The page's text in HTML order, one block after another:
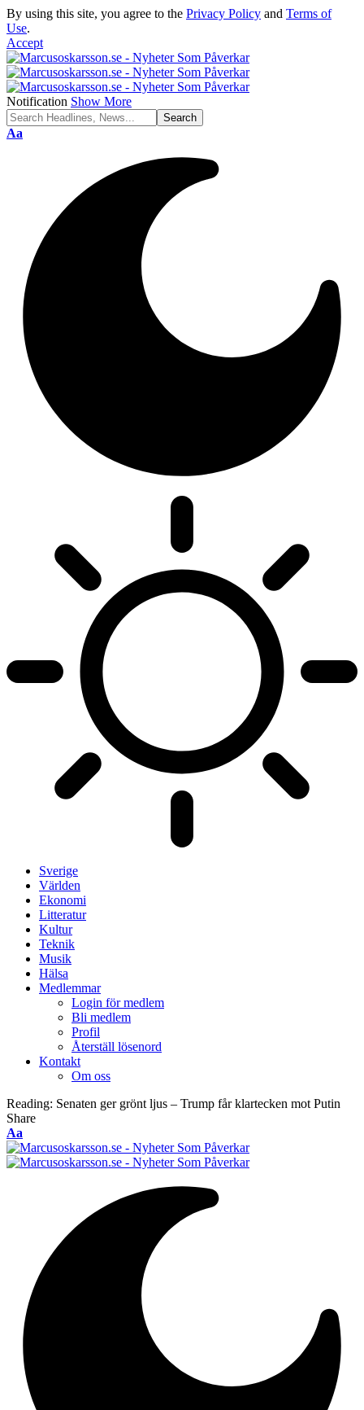
By using this site, you agree to the Privacy Policy and Terms of
Use.
Accept
Notification Show More
Font
Aa
Sverige
Världen
Ekonomi
Litteratur
Kultur
Teknik
Musik
Hälsa
Medlemmar
Login för medlem
Bli medlem
Profil
Återställ lösenord
Kontakt
Om oss
Reading: Senaten ger grönt ljus – Trump får klartecken mot Putin
Share
Font
Resizer
Aa